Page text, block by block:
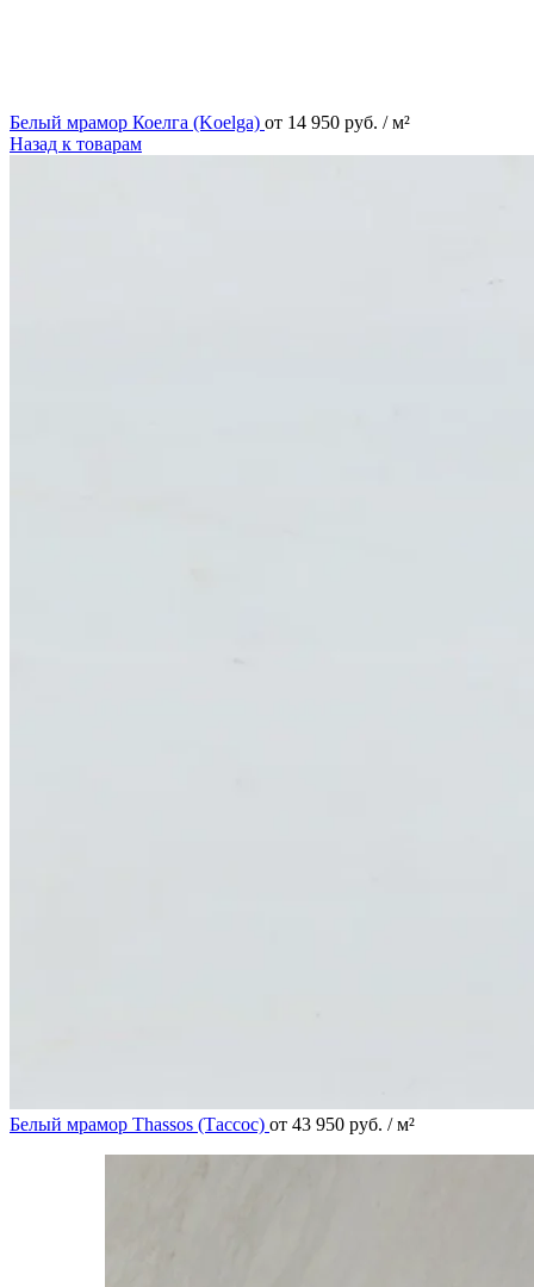
Белый мрамор Коелга (Koelga) от 14 950 руб. / м²
Назад к товарам
Белый мрамор Thassos (Тассос) от 43 950 руб. / м²